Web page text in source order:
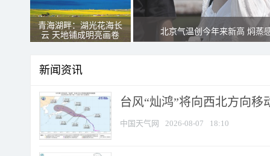
青海湖畔：湖光花海长
云 天地铺成明亮画卷
北京气温创今年来新高 焖蒸
新闻资讯
台风“灿鸿”将向西北方向移
中国天气网 2026-08-07 18:10